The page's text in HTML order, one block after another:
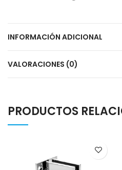
INFORMACIÓN ADICIONAL
VALORACIONES (0)
PRODUCTOS